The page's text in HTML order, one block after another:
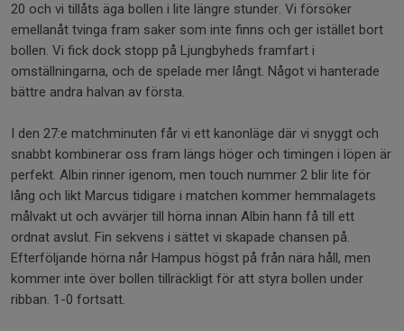
20 och vi tillåts äga bollen i lite längre stunder. Vi försöker
emellanåt tvinga fram saker som inte finns och ger istället bort
bollen. Vi fick dock stopp på Ljungbyheds framfart i
omställningarna, och de spelade mer långt. Något vi hanterade
bättre andra halvan av första.
I den 27:e matchminuten får vi ett kanonläge där vi snyggt och
snabbt kombinerar oss fram längs höger och timingen i löpen är
perfekt. Albin rinner igenom, men touch nummer 2 blir lite för
lång och likt Marcus tidigare i matchen kommer hemmalagets
målvakt ut och avvärjer till hörna innan Albin hann få till ett
ordnat avslut. Fin sekvens i sättet vi skapade chansen på.
Efterföljande hörna når Hampus högst på från nära håll, men
kommer inte över bollen tillräckligt för att styra bollen under
ribban. 1-0 fortsatt.